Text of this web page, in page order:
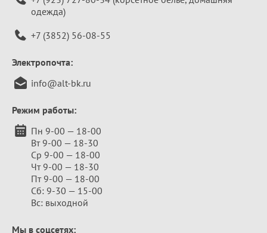
одежда)
+7 (3852) 56-08-55
Электропочта:
info@alt-bk.ru
Режим работы:
Пн 9-00 — 18-00
Вт 9-00 — 18-30
Ср 9-00 — 18-00
Чт 9-00 — 18-30
Пт 9-00 — 18-00
Сб: 9-30 — 15-00
Вс: выходной
Мы в соцсетях: